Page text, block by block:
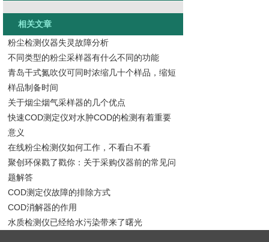
相关文章
粉尘检测仪器失灵故障分析
不同类型的粉尘采样器有什么不同的功能
青岛干式氮吹仪可同时浓缩几十个样品，缩短
样品制备时间
关于烟尘烟气采样器的几个优点
快速COD测定仪对水肿COD的检测有着重要
意义
在线粉尘检测仪如何工作，不看白不看
聚创环保戳了戳你：关于采购仪器前的常见问
题解答
COD测定仪故障的排除方式
COD消解器的作用
水质检测仪已经给水污染带来了曙光